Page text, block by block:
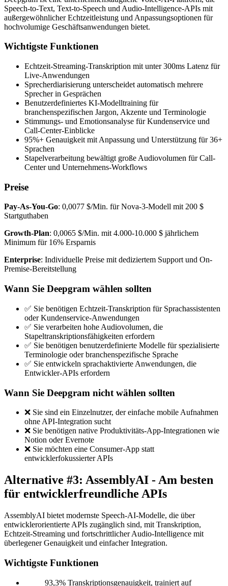
Speech-to-Text, Text-to-Speech und Audio-Intelligence-APIs mit
außergewöhnlicher Echtzeitleistung und Anpassungsoptionen für
hochvolumige Geschäftsanwendungen bietet.
Wichtigste Funktionen
Echtzeit-Streaming-Transkription mit unter 300ms Latenz für
Live-Anwendungen
Sprecherdiarisierung unterscheidet automatisch mehrere
Sprecher in Gesprächen
Benutzerdefiniertes KI-Modelltraining für
branchenspezifischen Jargon, Akzente und Terminologie
Stimmungs- und Emotionsanalyse für Kundenservice und
Call-Center-Einblicke
95%+ Genauigkeit mit Anpassung und Unterstützung für 36+
Sprachen
Stapelverarbeitung bewältigt große Audiovolumen für Call-
Center und Unternehmens-Workflows
Preise
Pay-As-You-Go: 0,0077 $/Min. für Nova-3-Modell mit 200 $
Startguthaben
Growth-Plan: 0,0065 $/Min. mit 4.000-10.000 $ jährlichem
Minimum für 16% Ersparnis
Enterprise: Individuelle Preise mit dediziertem Support und On-
Premise-Bereitstellung
Wann Sie Deepgram wählen sollten
✅ Sie benötigen Echtzeit-Transkription für Sprachassistenten
oder Kundenservice-Anwendungen
✅ Sie verarbeiten hohe Audiovolumen, die
Stapeltranskriptionsfähigkeiten erfordern
✅ Sie benötigen benutzerdefinierte Modelle für spezialisierte
Terminologie oder branchenspezifische Sprache
✅ Sie entwickeln sprachaktivierte Anwendungen, die
Entwickler-APIs erfordern
Wann Sie Deepgram nicht wählen sollten
❌ Sie sind ein Einzelnutzer, der einfache mobile Aufnahmen
ohne API-Integration sucht
❌ Sie benötigen native Produktivitäts-App-Integrationen wie
Notion oder Evernote
❌ Sie möchten eine Consumer-App statt
entwicklerfokussierter APIs
Alternative #3: AssemblyAI - Am besten
für entwicklerfreundliche APIs
AssemblyAI bietet modernste Speech-AI-Modelle, die über
entwicklerorientierte APIs zugänglich sind, mit Transkription,
Echtzeit-Streaming und fortschrittlicher Audio-Intelligence mit
überlegener Genauigkeit und einfacher Integration.
Wichtigste Funktionen
93,3% Transkriptionsgenauigkeit, trainiert auf